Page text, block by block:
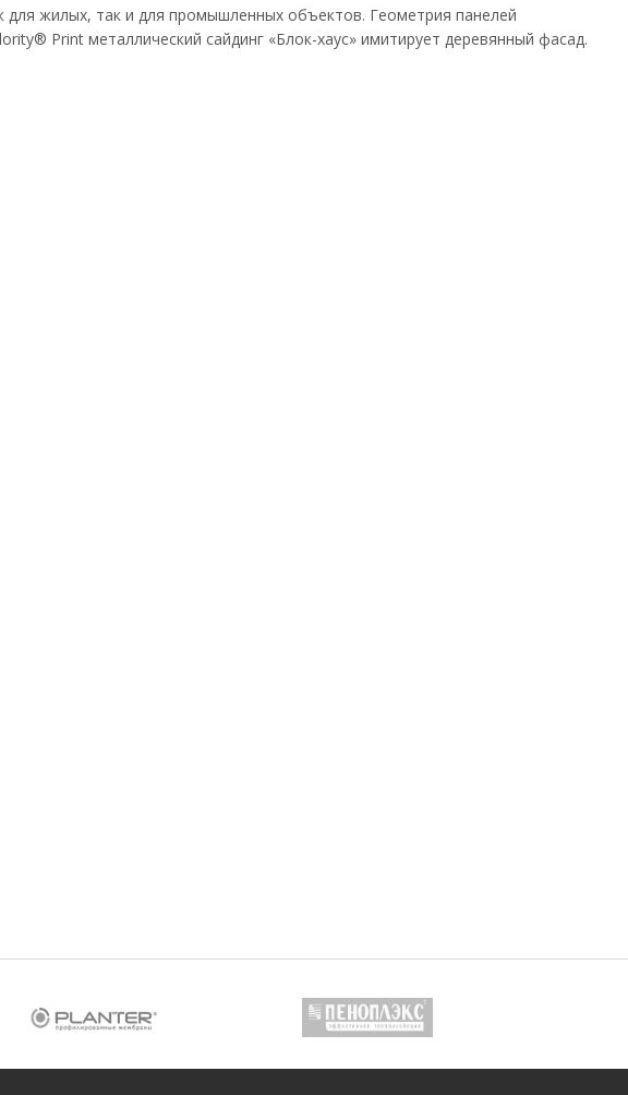
жилых, так и для промышленных объектов. Геометрия панелей
Print металлический сайдинг «Блок-хаус» имитирует деревянный фасад.